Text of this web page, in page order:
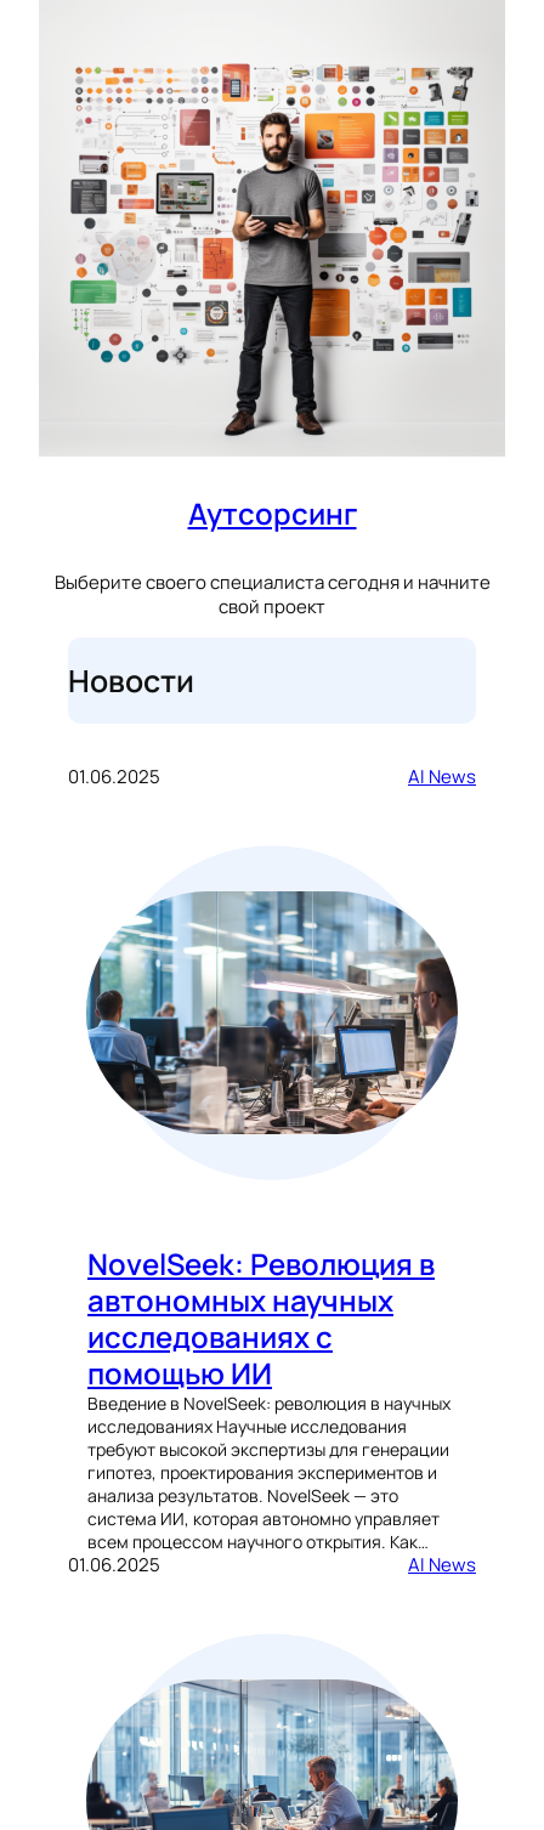
Аутсорсинг
Выберите своего специалиста сегодня и начните
свой проект
Новости
01.06.2025 AI News
NovelSeek: Революция в
автономных научных
исследованиях с
помощью ИИ
Введение в NovelSeek: революция в научных
исследованиях Научные исследования
требуют высокой экспертизы для генерации
гипотез, проектирования экспериментов и
анализа результатов. NovelSeek — это
система ИИ, которая автономно управляет
всем процессом научного открытия. Как…
01.06.2025 AI News